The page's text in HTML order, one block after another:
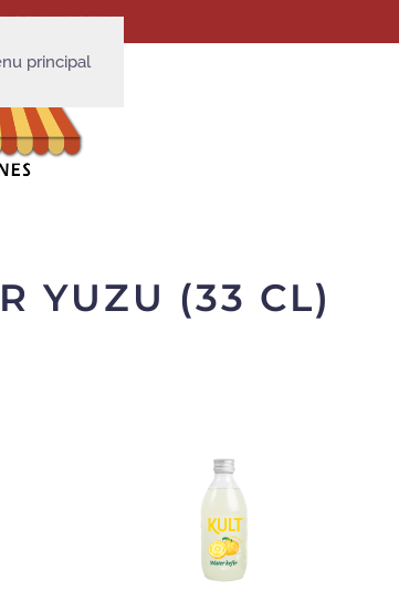
principal
CONNECTER
YUZU (33 CL)